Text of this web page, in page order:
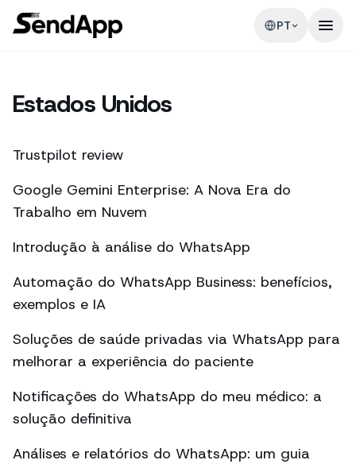
PT
Estados Unidos
Trustpilot review
Google Gemini Enterprise: A Nova Era do
Trabalho em Nuvem
Introdução à análise do WhatsApp
Automação do WhatsApp Business: benefícios,
exemplos e IA
Soluções de saúde privadas via WhatsApp para
melhorar a experiência do paciente
Notificações do WhatsApp do meu médico: a
solução definitiva
Análises e relatórios do WhatsApp: um guia